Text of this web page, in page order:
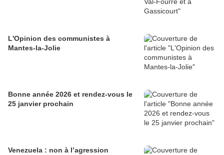
L'Opinion des communistes à
Mantes-la-Jolie
Bonne année 2026 et rendez-vous le
25 janvier prochain
Venezuela : non à l’agression